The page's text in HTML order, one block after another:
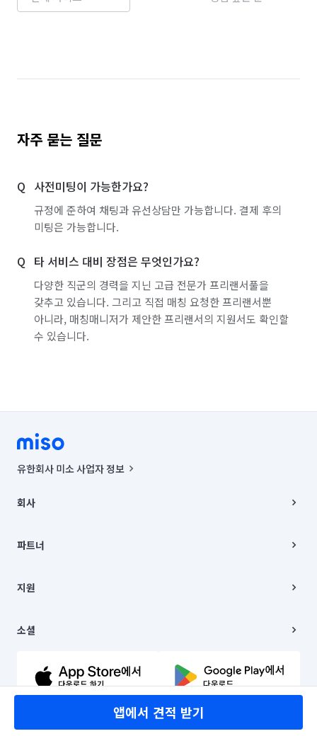
자주 묻는 질문
사전미팅이 가능한가요?
규정에 준하여 채팅과 유선상담만 가능합니다. 결제 후의
미팅은 가능합니다.
타 서비스 대비 장점은 무엇인가요?
다양한 직군의 경력을 지닌 고급 전문가 프리랜서풀을
갖추고 있습니다. 그리고 직접 매칭 요청한 프리랜서뿐
아니라, 매칭매니저가 제안한 프리랜서의 지원서도 확인할
수 있습니다.
앱에서 견적 받기
유한회사 미소 사업자 정보
00019 |
주소 | 본사: 서울특별시 종로구 율곡로 6(중학동, 트윈트리빌딩) B동 5층
컨택센터 : 서울특별시 종로구 수송동 율곡로 24, 7층, 8층 미소
상품, 상품정보, 거래에 관한 의무와 책임은 거래당사자에게 있습니다.
언론 보도 관련 문의:
© 유한회사 미소. Miso, Inc. All Rights Reserved.
회사
채용
파트너
이사
지원
이용약관
문의하기
소셜
유튜브